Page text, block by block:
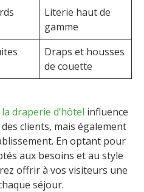
Literie haut de
gamme
Draps et housses
de couette
draperie d’hôtel influence
clients, mais également
En optant pour
aux besoins et au style
offrir à vos visiteurs une
séjour.